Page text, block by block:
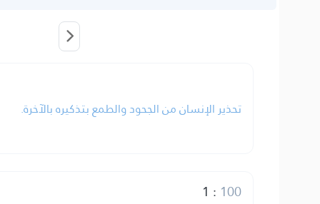
تحذير الإنسان من الجحود والطمع بتذكيره بالآخرة.
1 : 100